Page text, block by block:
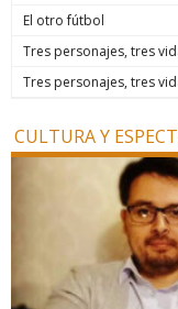
El otro fútbol
Tres personajes, tres
Tres personajes, tres
CULTURA Y